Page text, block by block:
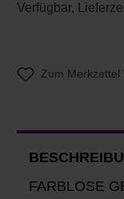
Verfügbar,
Zum Merkzettel
FARBLOSE